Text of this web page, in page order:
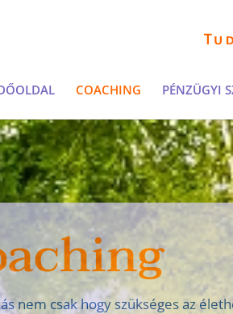
COACHING PÉNZÜGYI
nem csak hogy szükséges az